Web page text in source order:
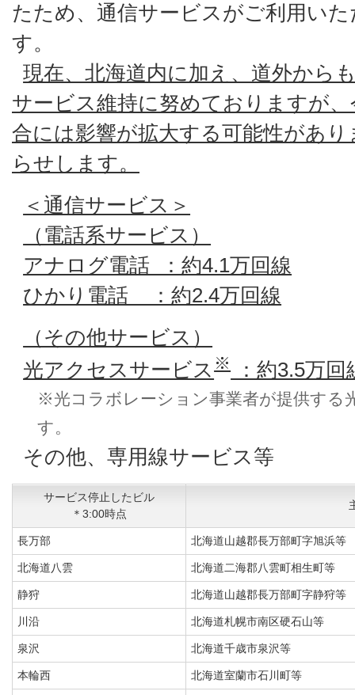
たため、通信サービスがご利用い
す。
現在、北海道内に加え、道外から
サービス維持に努めておりますが
合には影響が拡大する可能性があ
らせします。
＜通信サービス＞
（電話系サービス）
アナログ電話 ：約4.1万回線
ひかり電話 ：約2.4万回線
（その他サービス）
光アクセスサービス※ ：約3.5万回
※光コラボレーション事業者が提供する
す。
その他、専用線サービス等
サービス停止したビル
＊3:00時点
長万部 北海道山越郡長万部町字旭浜等
北海道八雲 北海道二海郡八雲町相生町等
静狩 北海道山越郡長万部町字静狩等
川沿 北海道札幌市南区硬石山等
泉沢 北海道千歳市泉沢等
本輪西 北海道室蘭市石川町等